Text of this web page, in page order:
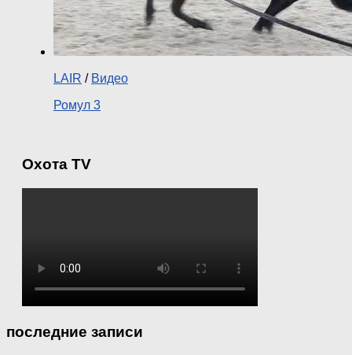
LAIR / Видео
Ромул 3
Охота TV
последние записи